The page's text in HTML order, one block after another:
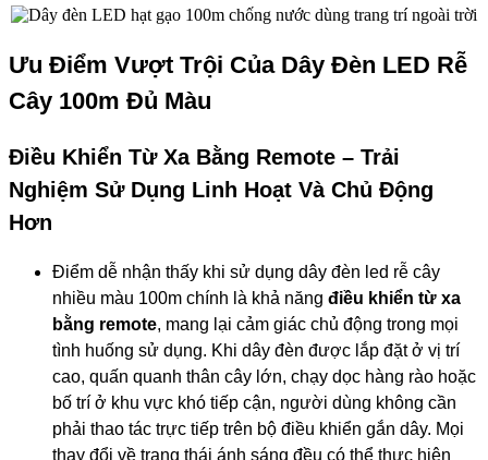
Ưu Điểm Vượt Trội Của Dây Đèn LED Rễ
Cây 100m Đủ Màu
Điều Khiển Từ Xa Bằng Remote – Trải
Nghiệm Sử Dụng Linh Hoạt Và Chủ Động
Hơn
Điểm dễ nhận thấy khi sử dụng dây đèn led rễ cây
nhiều màu 100m chính là khả năng điều khiển từ xa
bằng remote, mang lại cảm giác chủ động trong mọi
tình huống sử dụng. Khi dây đèn được lắp đặt ở vị trí
cao, quấn quanh thân cây lớn, chạy dọc hàng rào hoặc
bố trí ở khu vực khó tiếp cận, người dùng không cần
phải thao tác trực tiếp trên bộ điều khiển gắn dây. Mọi
thay đổi về trạng thái ánh sáng đều có thể thực hiện